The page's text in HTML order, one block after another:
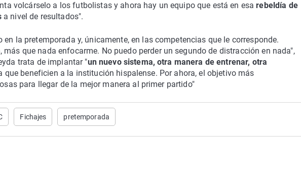
volcárselo a los futbolistas y ahora hay un equipo que está en esa rebeldía de
a nivel de resultados".
la pretemporada y, únicamente, en las competencias que le corresponde.
, más que nada enfocarme. No puedo perder un segundo de distracción en nada",
trata de implantar "un nuevo sistema, otra manera de entrenar, otra
que beneficien a la institución hispalense. Por ahora, el objetivo más
para llegar de la mejor manera al primer partido"
Fichajes pretemporada